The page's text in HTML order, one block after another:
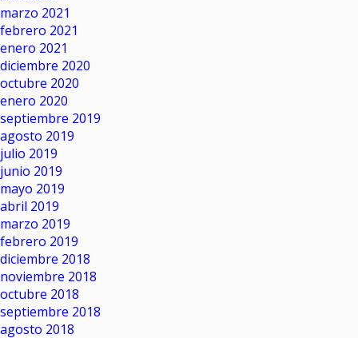
marzo 2021
febrero 2021
enero 2021
diciembre 2020
octubre 2020
enero 2020
septiembre 2019
agosto 2019
julio 2019
junio 2019
mayo 2019
abril 2019
marzo 2019
febrero 2019
diciembre 2018
noviembre 2018
octubre 2018
septiembre 2018
agosto 2018